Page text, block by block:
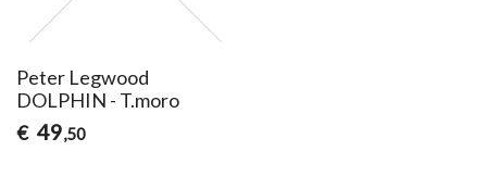
Peter Legwood
DOLPHIN - T.moro
€ 49,50